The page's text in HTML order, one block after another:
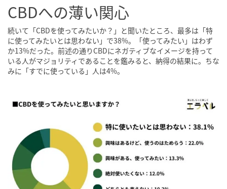
CBDへの薄い関心
続いて「CBDを使ってみたいか？」と聞いたところ、最多は「特
に使ってみたいとは思わない」で38%。「使ってみたい」はわず
か13%だった。前述の通りCBDにネガティブなイメージを持って
いる人がマジョリティであることを鑑みると、納得の結果に。ちな
みに「すでに使っている」人は4%。